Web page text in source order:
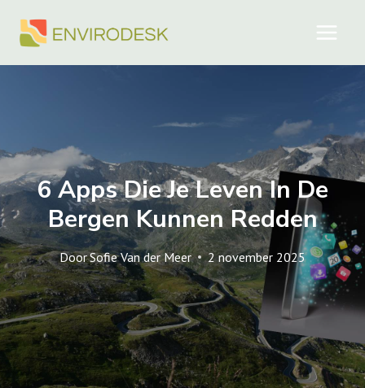
naar
6 Apps Die Je Leven In De
Bergen Kunnen Redden
DoorSofie Van der Meer 2 november 2025